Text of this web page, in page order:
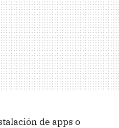
de apps o